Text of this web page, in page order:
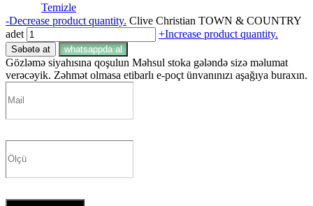
Temizle
-Decrease product quantity. Clive Christian TOWN & COUNTRY
adet
+Increase product quantity.
Səbətə at whatsappda al
Gözləmə siyahısına qoşulun Məhsul stoka gələndə sizə məlumat
verəcəyik. Zəhmət olmasa etibarlı e-poçt ünvanınızı aşağıya buraxın.